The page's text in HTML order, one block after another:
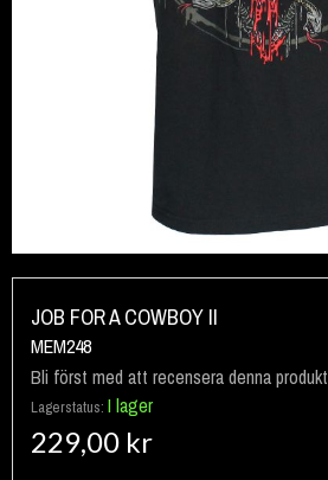
början
bildgalleriet
JOB FOR A COWBOY II
MEM248
Bli först med att recensera denna produkt
Lagerstatus: I lager
229,00 kr